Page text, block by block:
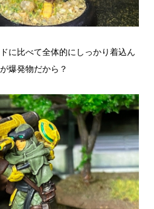
に比べて全体的にしっかり着込ん
爆発物だから？